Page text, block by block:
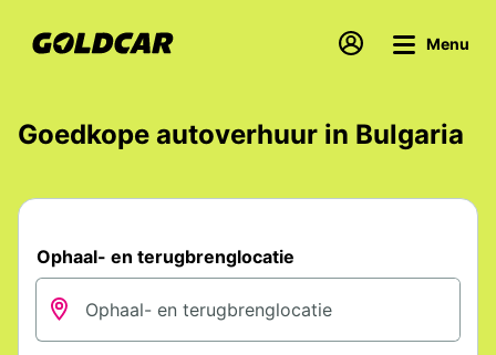
Menu
Goedkope autoverhuur in Bulgaria
Ophaal- en terugbrenglocatie